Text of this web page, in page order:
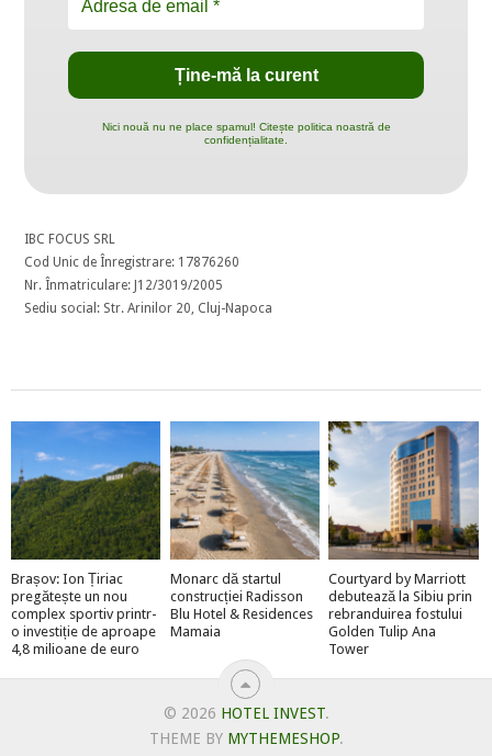
Nici nouă nu ne place spamul! Citește politica noastră de
confidențialitate.
IBC FOCUS SRL
Cod Unic de Înregistrare: 17876260
Nr. Înmatriculare: J12/3019/2005
Sediu social: Str. Arinilor 20, Cluj-Napoca
Brașov: Ion Țiriac
pregătește un nou
complex sportiv printr-
o investiție de aproape
4,8 milioane de euro
Monarc dă startul
construcției Radisson
Blu Hotel & Residences
Mamaia
Courtyard by Marriott
debutează la Sibiu prin
rebranduirea fostului
Golden Tulip Ana
Tower
© 2026 HOTEL INVEST.
THEME BY MYTHEMESHOP.